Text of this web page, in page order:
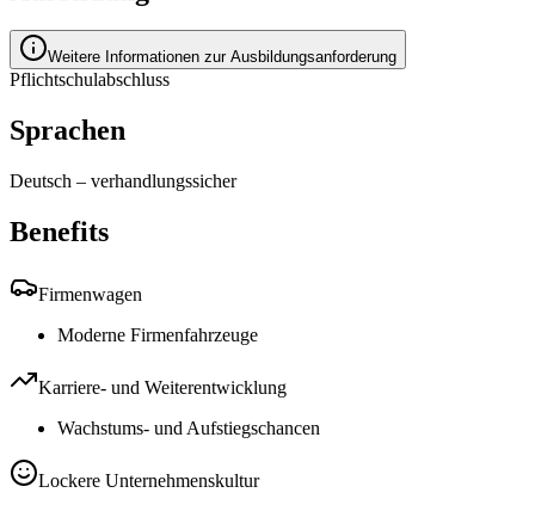
Weitere Informationen zur Ausbildungsanforderung
Pflichtschulabschluss
Sprachen
Deutsch – verhandlungssicher
Benefits
Firmenwagen
Moderne Firmenfahrzeuge
Karriere- und Weiterentwicklung
Wachstums- und Aufstiegschancen
Lockere Unternehmenskultur